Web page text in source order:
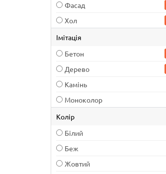
Фасад
Хол
Імітація
Бетон
Дерево
Камінь
Моноколор
Колір
Білий
Беж
Жовтий